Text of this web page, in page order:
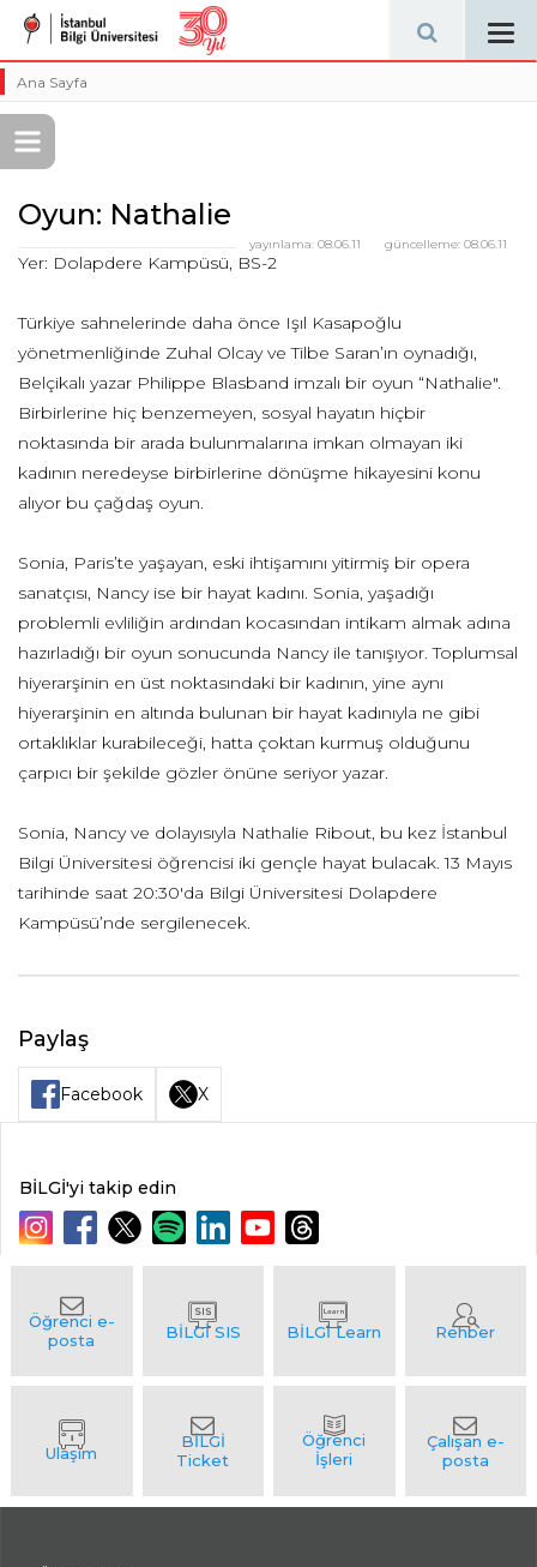
Ana Sayfa
Oyun: Nathalie
güncelleme: 08.06.11
yayınlama: 08.06.11
Yer: Dolapdere Kampüsü, BS-2
Türkiye sahnelerinde daha önce Işıl Kasapoğlu
yönetmenliğinde Zuhal Olcay ve Tilbe Saran’ın oynadığı,
Belçikalı yazar Philippe Blasband imzalı bir oyun “Nathalie".
Birbirlerine hiç benzemeyen, sosyal hayatın hiçbir
noktasında bir arada bulunmalarına imkan olmayan iki
kadının neredeyse birbirlerine dönüşme hikayesini konu
alıyor bu çağdaş oyun.
Sonia, Paris’te yaşayan, eski ihtişamını yitirmiş bir opera
sanatçısı, Nancy ise bir hayat kadını. Sonia, yaşadığı
problemli evliliğin ardından kocasından intikam almak adına
hazırladığı bir oyun sonucunda Nancy ile tanışıyor. Toplumsal
hiyerarşinin en üst noktasındaki bir kadının, yine aynı
hiyerarşinin en altında bulunan bir hayat kadınıyla ne gibi
ortaklıklar kurabileceği, hatta çoktan kurmuş olduğunu
çarpıcı bir şekilde gözler önüne seriyor yazar.
Sonia, Nancy ve dolayısıyla Nathalie Ribout, bu kez İstanbul
Bilgi Üniversitesi öğrencisi iki gençle hayat bulacak. 13 Mayıs
tarihinde saat 20:30'da Bilgi Üniversitesi Dolapdere
Kampüsü’nde sergilenecek.
Paylaş
Facebook X
BİLGİ'yi takip edin